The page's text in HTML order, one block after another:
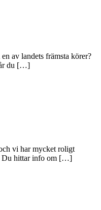
av landets främsta körer?
du […]
vi har mycket roligt
Du hittar info om […]